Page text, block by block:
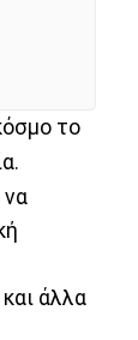
το
να
άλλα